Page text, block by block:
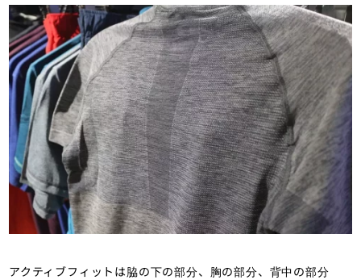
アクティブフィットは脇の下の部分、胸の部分、背中の部分